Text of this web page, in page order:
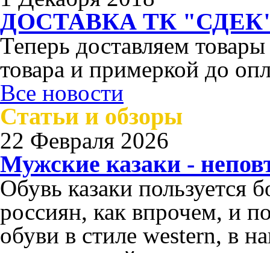
ДОСТАВКА ТК
Теперь доставляем
товара и примеркой до
Все новости
Статьи и обзоры
22 Февраля 2026
Мужские казаки -
Обувь казаки пользуется
россиян, как впрочем, и
обуви в стиле western, в